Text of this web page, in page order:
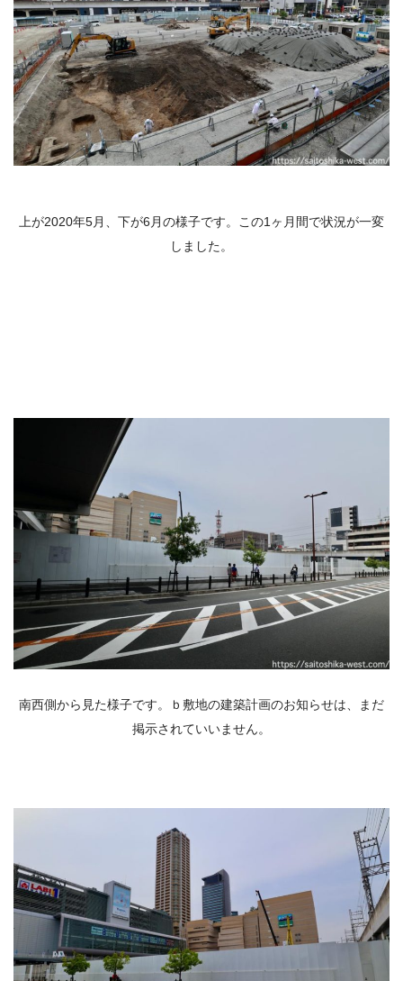
上が2020年5月、下が6月の様子です。この1ヶ月間で状況が一変
しました。
南西側から見た様子です。ｂ敷地の建築計画のお知らせは、まだ
掲示されていいません。